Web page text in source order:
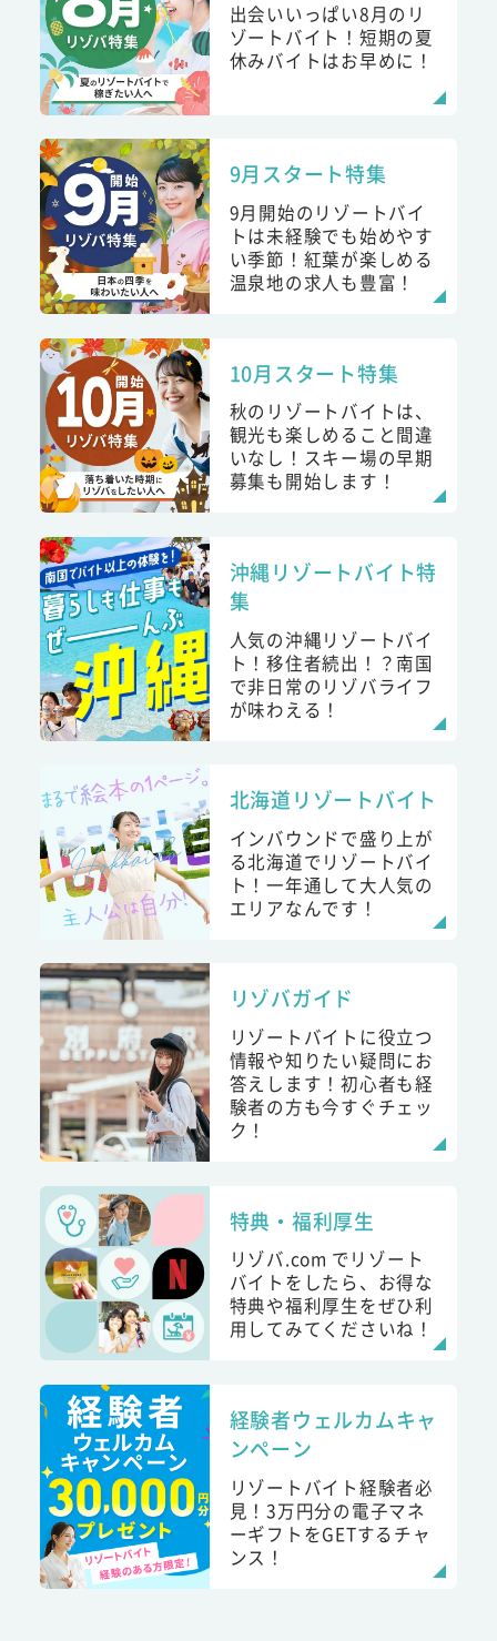
出会いいっぱい8月のリ
ゾートバイト！短期の夏
休みバイトはお早めに！
9月スタート特集
9月開始のリゾートバイ
トは未経験でも始めやす
い季節！紅葉が楽しめる
温泉地の求人も豊富！
10月スタート特集
秋のリゾートバイトは、
観光も楽しめること間違
いなし！スキー場の早期
募集も開始します！
沖縄リゾートバイト特
集
人気の沖縄リゾートバイ
ト！移住者続出！？南国
で非日常のリゾバライフ
が味わえる！
北海道リゾートバイト
インバウンドで盛り上が
る北海道でリゾートバイ
ト！一年通して大人気の
エリアなんです！
リゾバガイド
リゾートバイトに役立つ
情報や知りたい疑問にお
答えします！初心者も経
験者の方も今すぐチェッ
ク！
特典・福利厚生
リゾバ.com でリゾート
バイトをしたら、お得な
特典や福利厚生をぜひ利
用してみてくださいね！
経験者ウェルカムキャ
ンペーン
リゾートバイト経験者必
見！3万円分の電子マネ
ーギフトをGETするチャ
ンス！